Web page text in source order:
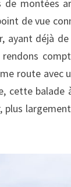
de montées
de vue
ayant déjà
rendons
route avec
cette